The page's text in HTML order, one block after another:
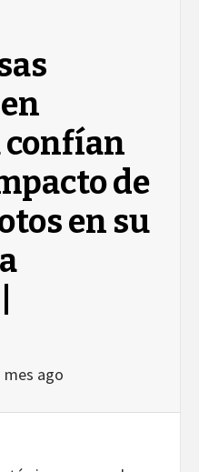
confían
de
en su
mes ago